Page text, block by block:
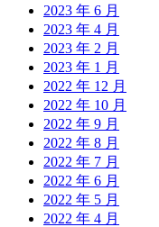
2023 年 6 月
2023 年 4 月
2023 年 2 月
2023 年 1 月
2022 年 12 月
2022 年 10 月
2022 年 9 月
2022 年 8 月
2022 年 7 月
2022 年 6 月
2022 年 5 月
2022 年 4 月